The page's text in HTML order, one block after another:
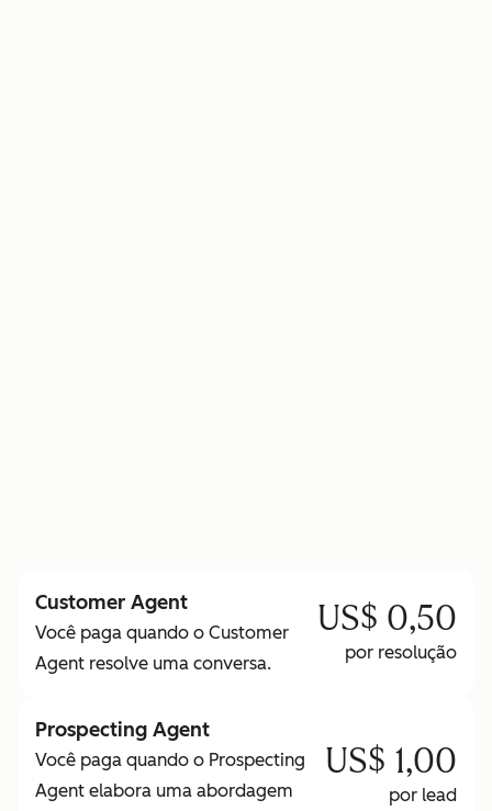
Customer Agent
Você paga quando o Customer
Agent resolve uma conversa.
US$ 0,50
por resolução
Prospecting Agent
Você paga quando o Prospecting
Agent elabora uma abordagem
US$ 1,00
por lead